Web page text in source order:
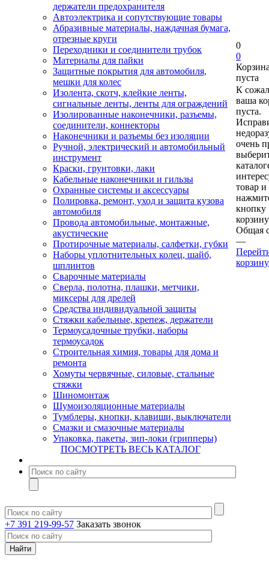
держатели предохранителя
Автоэлектрика и сопутствующие товары
Абразивные материалы, наждачная бумага,
отрезные круги
Переходники и соединители трубок
Материалы для пайки
Защитные покрытия для автомобиля,
мешки для колес
Изолента, скотч, клейкие ленты,
сигнальные ленты, ленты для ограждений
Изолированные наконечники, разъемы,
соединители, коннекторы
Наконечники и разъемы без изоляции
Ручной, электрический и автомобильный
инструмент
Краски, грунтовки, лаки
Кабельные наконечники и гильзы
Охранные системы и аксессуары
Полировка, ремонт, уход и защита кузова
автомобиля
Провода автомобильные, монтажные,
акустические
Протирочные материалы, салфетки, губки
Наборы уплотнительных колец, шайб,
шплинтов
Сварочные материалы
Сверла, полотна, плашки, метчики,
миксеры для дрелей
Средства индивидуальной защиты
Стяжки кабельные, крепеж, держатели
Термоусадочные трубки, наборы
термоусадок
Строительная химия, товары для дома и
ремонта
Хомуты червячные, силовые, стальные
стяжки
Шиномонтаж
Шумоизоляционные материалы
Тумблеры, кнопки, клавиши, выключатели
Смазки и смазочные материалы
Упаковка, пакеты, зип-локи (грипперы)
ПОСМОТРЕТЬ ВЕСЬ КАТАЛОГ
+7 391 219-99-57 Заказать звонок
0
0
пуста
К
ваша
пуста.
очень
товар и
кнопку
Общая
—
корзину